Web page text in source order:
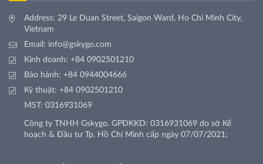
Address: 29 Le Duan Street, Saigon Ward, Ho Chi Minh City,
Vietnam
Email: info@gskygo.com
Kinh doanh: +84 0902501210
Bảo hành: +84 0944004666
Kỹ thuật: +84 0902501210
MST: 0316931069
Công ty TNHH Gskygo. GPĐKKD: 0316931069 do sở Kế
hoạch & Đầu tư Tp. Hồ Chí Minh cấp ngày 07/07/2021;